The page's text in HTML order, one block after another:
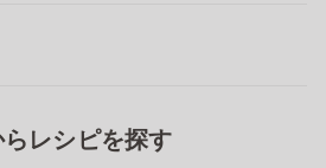
レシピを探す